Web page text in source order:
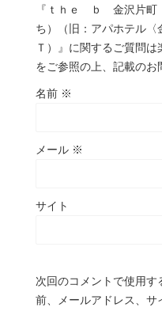
『ｔｈｅ ｂ 金沢片
ち）（旧：アパホテル〈
Ｔ）』に関するご質問は
をご参照の上、記載のお
名前 ※
メール ※
サイト
次回のコメントで使用す
前、メールアドレス、サ